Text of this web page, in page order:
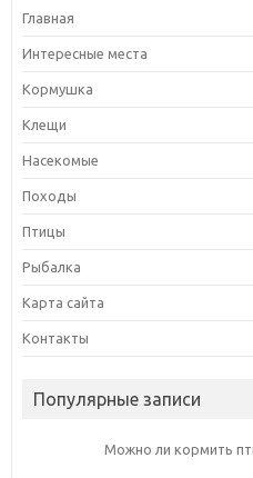
Главная
Интересные места
Кормушка
Клещи
Насекомые
Походы
Птицы
Рыбалка
Карта сайта
Контакты
Популярные записи
Можно ли кормить